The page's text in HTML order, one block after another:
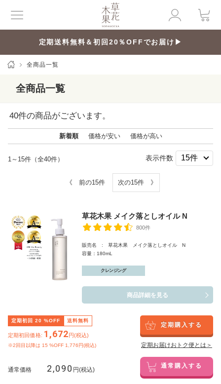
定期送料無料＆初回20％OFFでお届け▶
全商品一覧
全商品一覧
40件の商品がございます。
新着順 価格が安い 価格が高い
1～15件（全40件） 表示件数
《 前の15件 次の15件 》
草花木果 メイク落としオイル N
800件
販売名 : 草花木果 メイク落としオイル N
容量：180mL
クレンジング
商品詳細を見る
定期初回 20 %OFF 送料無料
定期初回価格: 1,672円(税込)
※2回目以降は 15 %OFF 1,776円(税込)
定期購入する
定期お届けおトク便とは＞
通常価格 2,090 円(税込) 通常購入する